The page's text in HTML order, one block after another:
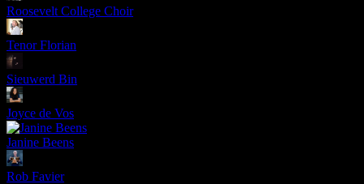
Roosevelt College Choir
Tenor Florian
Sieuwerd Bin
Joyce de Vos
Janine Beens
Rob Favier